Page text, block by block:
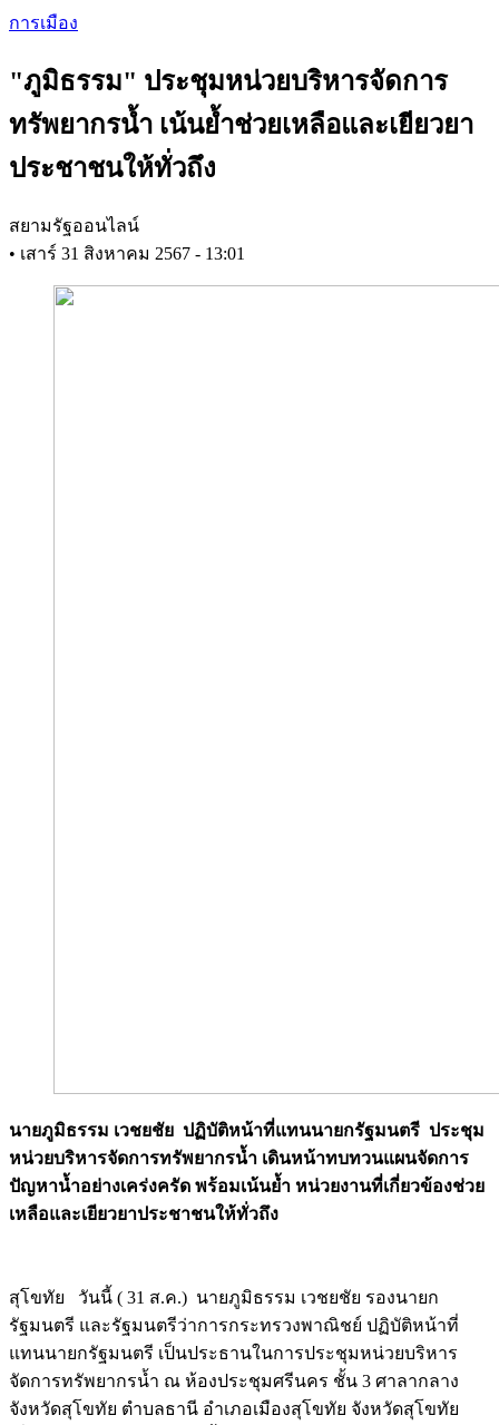
Skip
content
การเมือง
"ภูมิธรรม" ประชุมหน่วยบริหารจัดการ
ทรัพยากรน้ำ เน้นย้ำช่วยเหลือและเยียวยา
ประชาชนให้ทั่วถึง
สยามรัฐออนไลน์
• เสาร์ 31 สิงหาคม 2567 - 13:01
นายภูมิธรรม เวชยชัย ปฏิบัติหน้าที่แทนนายกรัฐมนตรี ประชุม
หน่วยบริหารจัดการทรัพยากรน้ำ เดินหน้าทบทวนแผนจัดการ
ปัญหาน้ำอย่างเคร่งครัด พร้อมเน้นย้ำ หน่วยงานที่เกี่ยวข้องช่วย
เหลือและเยียวยาประชาชนให้ทั่วถึง
สุโขทัย วันนี้ ( 31 ส.ค.) นายภูมิธรรม เวชยชัย รองนายก
รัฐมนตรี และรัฐมนตรีว่าการกระทรวงพาณิชย์ ปฏิบัติหน้าที่
แทนนายกรัฐมนตรี เป็นประธานในการประชุมหน่วยบริหาร
จัดการทรัพยากรน้ำ ณ ห้องประชุมศรีนคร ชั้น 3 ศาลากลาง
จังหวัดสุโขทัย ตำบลธานี อำเภอเมืองสุโขทัย จังหวัดสุโขทัย